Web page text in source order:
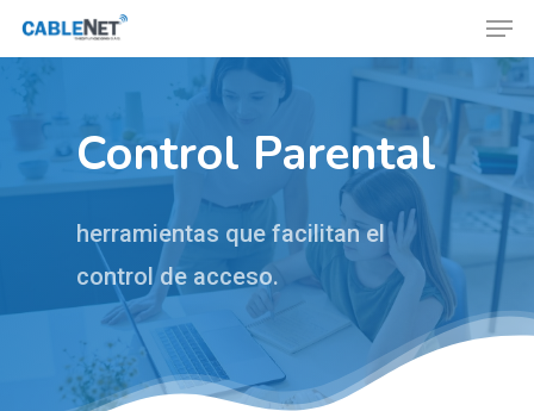
Hit enter to search or ESC to close
Control Parental
herramientas que facilitan el
control de acceso.